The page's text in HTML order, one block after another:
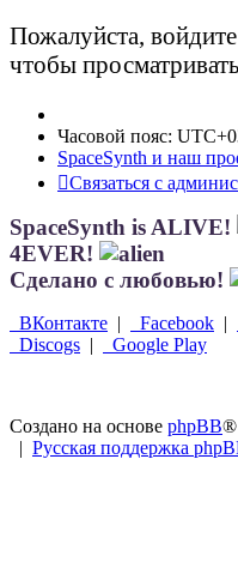
Пожалуйста,
чтобы
Часовой пояс:
SpaceSynth и наш
Связаться с
SpaceSynth is ALIVE!
4EVER!
Сделано с любовью!
ВКонтакте | Facebook |
Discogs | Google Play
Создано на основе phpBB®
| Русская поддержка